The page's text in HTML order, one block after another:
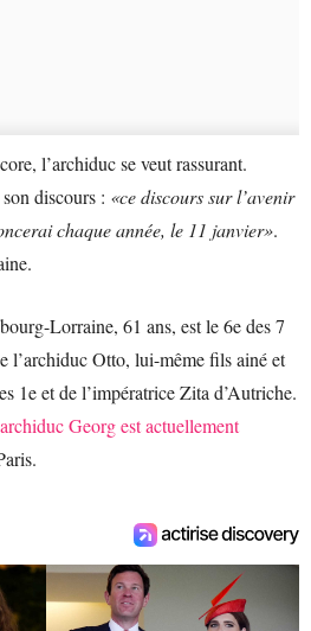
l’archiduc se veut rassurant.
discours : «ce discours sur l’avenir
chaque année, le 11 janvier».
Lorraine, 61 ans, est le 6e des 7
l’archiduc Otto, lui-même fils ainé et
1e et de l’impératrice Zita d’Autriche.
archiduc Georg est actuellement